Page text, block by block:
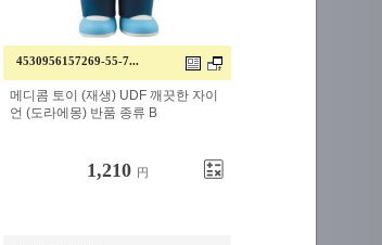
4530956157269-55-7...
메디콤 토이 (재생) UDF 깨끗한 자이
언 (도라에몽) 반품 종류 B
1,210 円